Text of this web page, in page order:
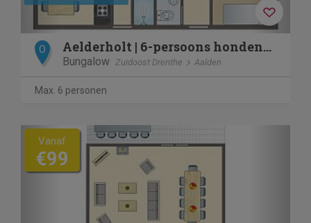
O Aelderholt | 6-persoons hondenbungalow | 6CD
Bungalow Zuidoost Drenthe Aalden
Max. 6 personen
Previous
Vanaf
€99